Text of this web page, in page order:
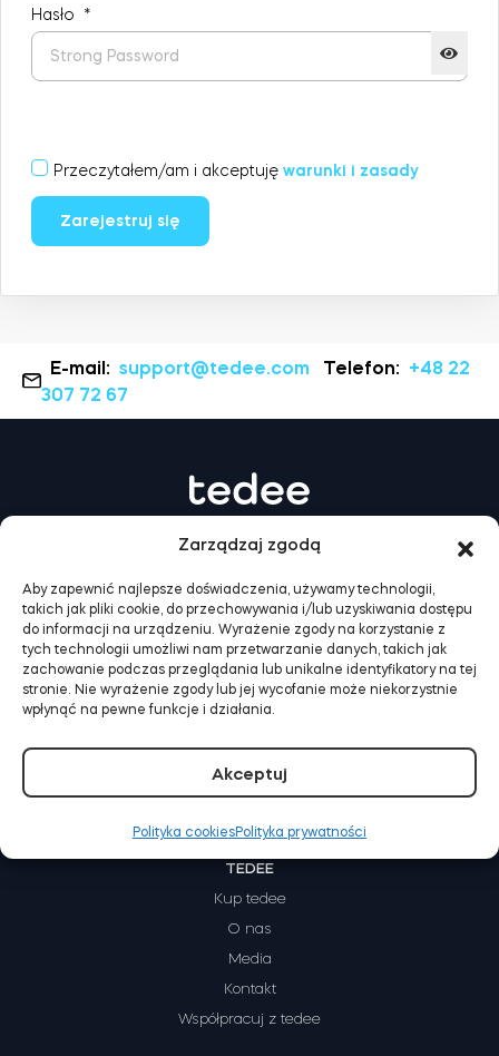
Zarządzaj zgodą
Aby zapewnić najlepsze doświadczenia, używamy technologii,
takich jak pliki cookie, do przechowywania i/lub uzyskiwania dostępu
do informacji na urządzeniu. Wyrażenie zgody na korzystanie z
tych technologii umożliwi nam przetwarzanie danych, takich jak
zachowanie podczas przeglądania lub unikalne identyfikatory na tej
stronie. Nie wyrażenie zgody lub jej wycofanie może niekorzystnie
wpłynąć na pewne funkcje i działania.
Akceptuj
Polityka cookiesPolityka prywatności
Tedee Bridge
Door Sensor
Dedykowane wkładki Tedee
Tedee Keypad PRO
Tedee Dry Contact
KUP TERAZ
Hasło *
Przeczytałem/am i akceptuję warunki i zasady
Zarejestruj się
E-mail: support@tedee.com Telefon: +48 22
307 72 67
JAK TO DZIAŁA
Jak to działa? | Wynajem
Jak to działa? | Biznes
TEDEE
Kup tedee
O nas
Media
Kontakt
Współpracuj z tedee